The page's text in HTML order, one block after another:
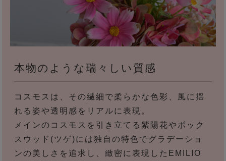
本物のような瑞々しい質感
コスモスは、その繊細で柔らかな色彩、風に揺
れる姿や透明感をリアルに表現。
メインのコスモスを引き立てる紫陽花やボック
スウッド(ツゲ)には独自の特色でグラデーショ
ンの美しさを追求し、緻密に表現したEMILIO